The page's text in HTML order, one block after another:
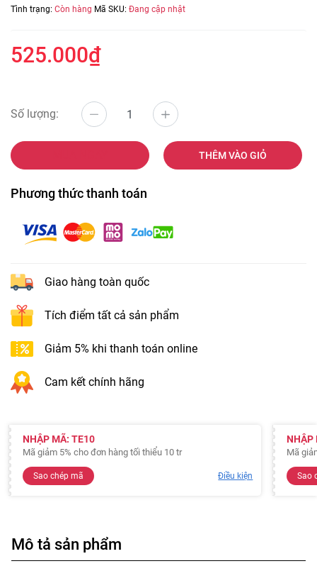
Tình trạng: Còn hàng Mã SKU: Đang cập nhật
525.000₫
Số lượng:
THÊM VÀO GIỎ
Phương thức thanh toán
Giao hàng toàn quốc
Tích điểm tất cả sản phẩm
Giảm 5% khi thanh toán online
Cam kết chính hãng
NHẬP MÃ: TE10
Mã giảm 5% cho đơn hàng tối thiểu 10 tr
Sao chép mã Điều kiện
NHẬP
Mã
Sao
Mô tả sản phẩm